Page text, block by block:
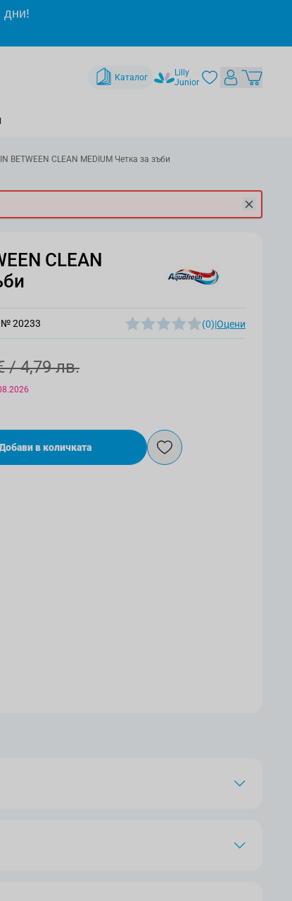
дни!
Каталог
Lilly
Junior
BETWEEN CLEAN MEDIUM Четка за зъби
CLEAN
№20233 (0)|Оцени
/ 4,79 лв.
в количката